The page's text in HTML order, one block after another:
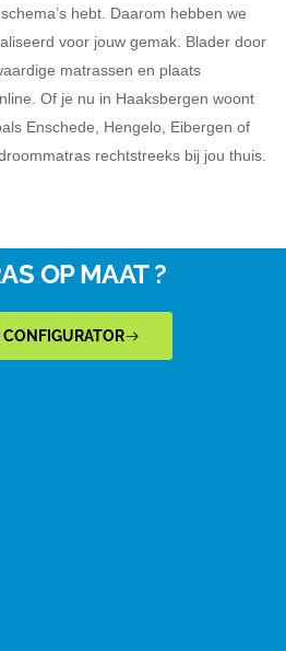
hebt. Daarom hebben we
voor jouw gemak. Blader door
matrassen en plaats
Of je nu in Haaksbergen woont
Enschede, Hengelo, Eibergen of
rechtstreeks bij jou thuis.
OP MAAT ?
CONFIGURATOR